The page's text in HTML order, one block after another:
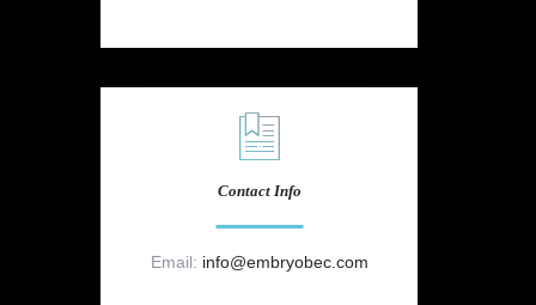
Contact Info
Email: info@embryobec.com